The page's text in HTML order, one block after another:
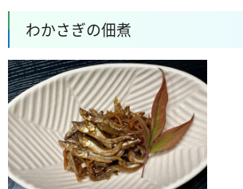
わかさぎの佃煮